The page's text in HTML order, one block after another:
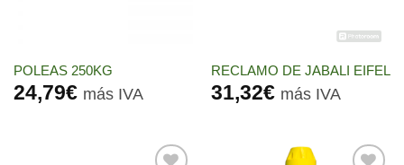
POLEAS 250KG
24,79€ más IVA
RECLAMO DE JABALI EIFEL
31,32€ más IVA